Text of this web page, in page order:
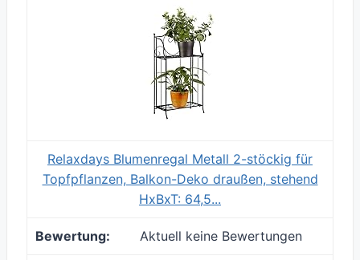
Relaxdays Blumenregal Metall 2-stöckig für
Topfpflanzen, Balkon-Deko draußen, stehend
HxBxT: 64,5...
Aktuell keine Bewertungen